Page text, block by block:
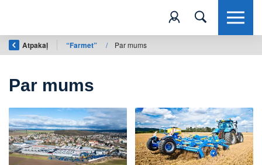
Atpakaļ “Farmet” / Par mums
Par mums